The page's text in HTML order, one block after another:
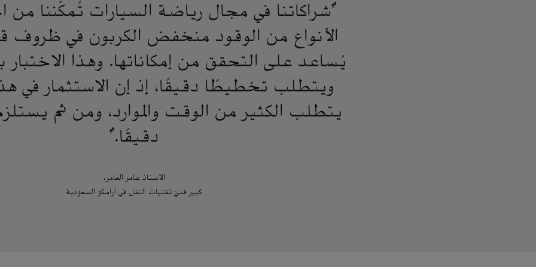
"شراكاتنا في مجال رياضة السيارات تُمكّننا من
الأنواع من الوقود منخفض الكربون في ظروف
يُساعد على التحقق من إمكاناتها. وهذا الاختبار
ويتطلب تخطيطًا دقيقًا، إذ إن الاستثمار في
يتطلب الكثير من الوقت والموارد، ومن ثم
دقيقًا."
الأستاذ عامر العامر،
كبير فنيّ تقنيات النقل في أرامكو السعودية